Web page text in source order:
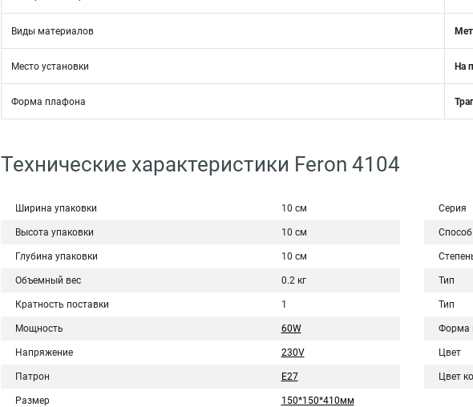
Виды материалов
Место установки На
Форма плафона
Технические характеристики Feron 4104
Ширина упаковки 10 см
Высота упаковки 10 см
Глубина упаковки 10 см
Объемный вес 0.2 кг
Кратность поставки 1
Мощность 60W
Напряжение 230V
Патрон E27
Размер 150*150*410мм
Серия
Способ
Тип
Тип
Форма
Цвет
Цвет